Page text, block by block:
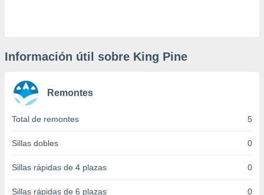
únicos
similares
como
de
Información útil sobre King Pine
Remontes
Total de remontes 5
Sillas dobles 0
Sillas rápidas de 4 plazas 0
Sillas rápidas de 6 plazas 0